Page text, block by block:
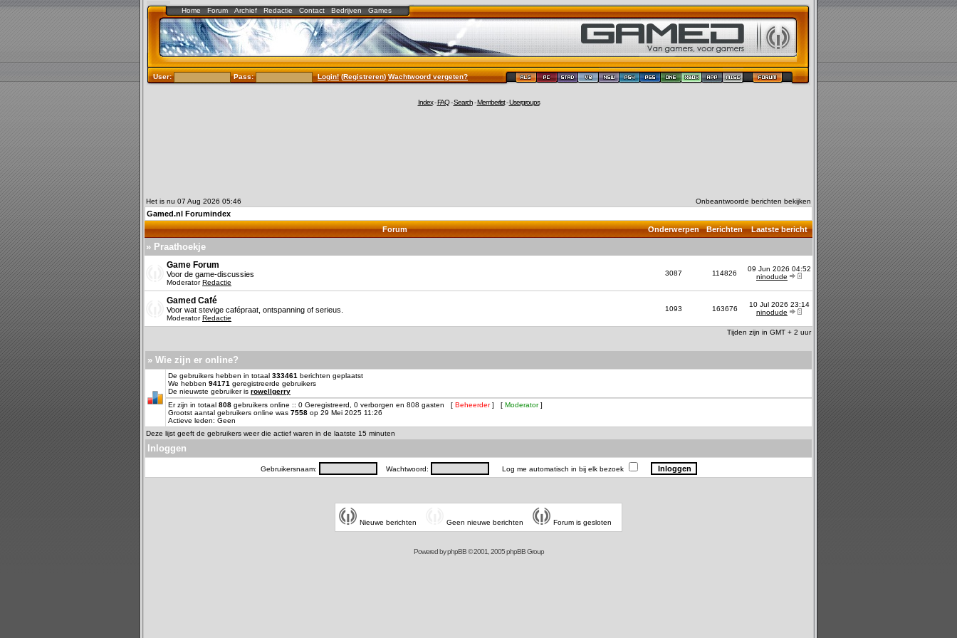
Home Forum Archief Redactie Contact Bedrijven Games
User: Pass: Login!(Registreren)Wachtwoord vergeten?
Index-FAQ-Search-Memberlist-Usergroups
Het is nu 07 Aug 2026 05:46 Onbeantwoorde berichten bekijken
Gamed.nl Forumindex
Forum
Onderwerpen Berichten Laatste bericht
» Praathoekje
Game Forum
Voor de game-discussies
ModeratorRedactie
3087 114826
09 Jun 2026 04:52
ninodude
Gamed Café
Voor wat stevige cafépraat, ontspanning of serieus.
ModeratorRedactie
1093 163676
10 Jul 2026 23:14
ninodude
Tijden zijn in GMT + 2 uur
» Wie zijn er online?
De gebruikers hebben in totaal 333461 berichten geplaatst
We hebben 94171 geregistreerde gebruikers
De nieuwste gebruiker is rowellgerry
Er zijn in totaal 808 gebruikers online :: 0 Geregistreerd, 0 verborgen en 808 gasten [ Beheerder] [ Moderator]
Grootst aantal gebruikers online was 7558 op 29 Mei 2025 11:26
Actieve leden: Geen
Deze lijst geeft de gebruikers weer die actief waren in de laatste 15 minuten
Inloggen
Gebruikersnaam: Wachtwoord: Log me automatisch in bij elk bezoek
Nieuwe berichten Geen nieuwe berichten Forum is gesloten
Powered byphpBB© 2001, 2005 phpBB Group